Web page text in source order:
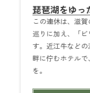
琵琶湖をゆっ
この連休は、滋
巡りに加え、「
す。近江牛など
畔に佇むホテル
を。